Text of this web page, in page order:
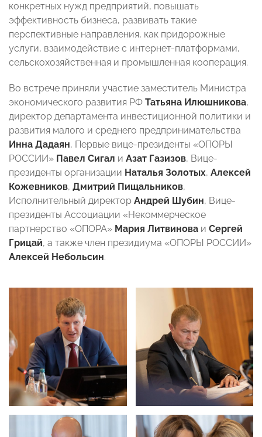
конкретных нужд предприятий, повышать
эффективность бизнеса, развивать такие
перспективные направления, как придорожные
услуги, взаимодействие с интернет-платформами,
сельскохозяйственная и промышленная кооперация.
Во встрече приняли участие заместитель Министра
экономического развития РФ Татьяна Илюшникова,
директор департамента инвестиционной политики и
развития малого и среднего предпринимательства
Инна Дадаян, Первые вице-президенты «ОПОРЫ
РОССИИ» Павел Сигал и Азат Газизов, Вице-
президенты организации Наталья Золотых, Алексей
Кожевников, Дмитрий Пищальников,
Исполнительный директор Андрей Шубин, Вице-
президенты Ассоциации «Некоммерческое
партнерство «ОПОРА» Мария Литвинова и Сергей
Грицай, а также член президиума «ОПОРЫ РОССИИ»
Алексей Небольсин.